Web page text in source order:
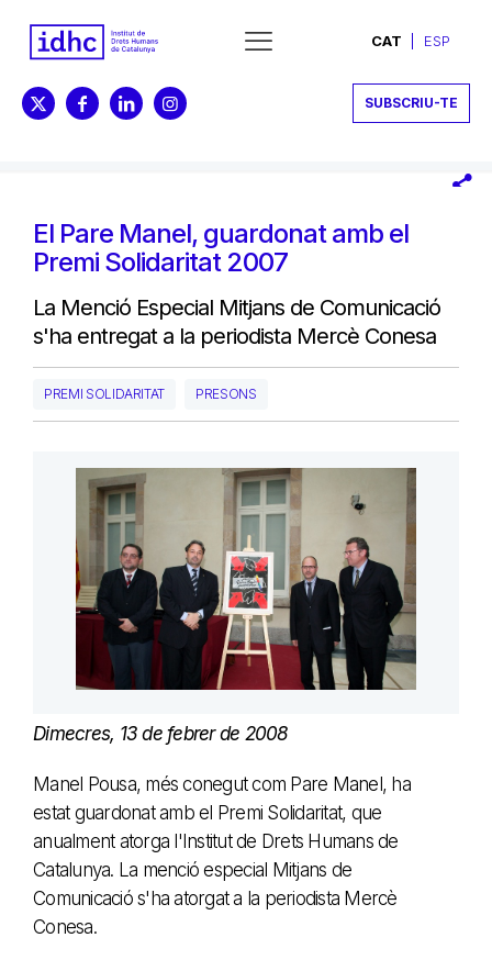
CAT ESP
SUBSCRIU-TE
El Pare Manel, guardonat amb el
Premi Solidaritat 2007
La Menció Especial Mitjans de Comunicació
s'ha entregat a la periodista Mercè Conesa
PREMI SOLIDARITAT PRESONS
Dimecres, 13 de febrer de 2008
Manel Pousa, més conegut com Pare Manel, ha
estat guardonat amb el Premi Solidaritat, que
anualment atorga l'Institut de Drets Humans de
Catalunya. La menció especial Mitjans de
Comunicació s'ha atorgat a la periodista Mercè
Conesa.